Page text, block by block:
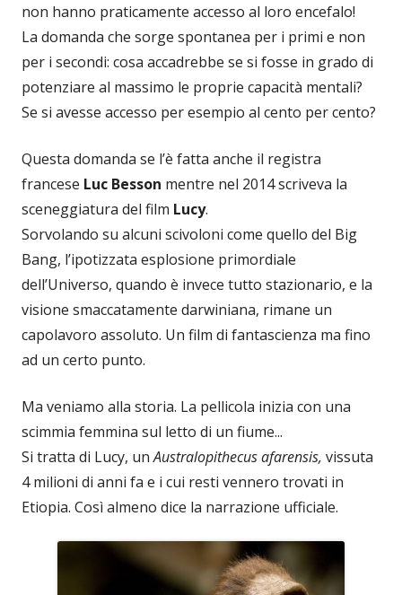
non hanno praticamente accesso al loro encefalo!
La domanda che sorge spontanea per i primi e non
per i secondi: cosa accadrebbe se si fosse in grado di
potenziare al massimo le proprie capacità mentali?
Se si avesse accesso per esempio al cento per cento?
Questa domanda se l’è fatta anche il registra
francese Luc Besson mentre nel 2014 scriveva la
sceneggiatura del film Lucy.
Sorvolando su alcuni scivoloni come quello del Big
Bang, l’ipotizzata esplosione primordiale
dell’Universo, quando è invece tutto stazionario, e la
visione smaccatamente darwiniana, rimane un
capolavoro assoluto. Un film di fantascienza ma fino
ad un certo punto.
Ma veniamo alla storia. La pellicola inizia con una
scimmia femmina sul letto di un fiume...
Si tratta di Lucy, unAustralopithecus afarensis, vissuta
4 milioni di anni fa e i cui resti vennero trovati in
Etiopia. Così almeno dice la narrazione ufficiale.